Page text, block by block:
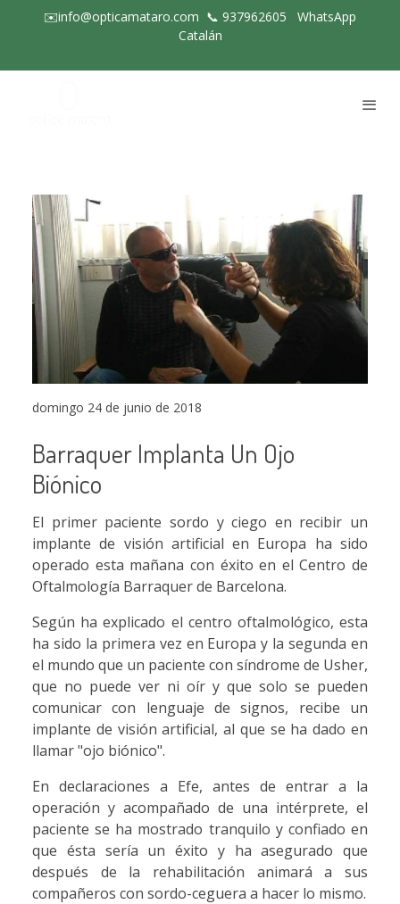
✉️info@opticamataro.com 📞 937962605
WhatsApp
Catalán
domingo 24 de junio de 2018
Barraquer Implanta Un Ojo
Biónico
El primer paciente sordo y ciego en recibir un
implante de visión artificial en Europa ha sido
operado esta mañana con éxito en el Centro de
Oftalmología Barraquer de Barcelona.
Según ha explicado el centro oftalmológico, esta
ha sido la primera vez en Europa y la segunda en
el mundo que un paciente con síndrome de Usher,
que no puede ver ni oír y que solo se pueden
comunicar con lenguaje de signos, recibe un
implante de visión artificial, al que se ha dado en
llamar "ojo biónico".
En declaraciones a Efe, antes de entrar a la
operación y acompañado de una intérprete, el
paciente se ha mostrado tranquilo y confiado en
que ésta sería un éxito y ha asegurado que
después de la rehabilitación animará a sus
compañeros con sordo-ceguera a hacer lo mismo.